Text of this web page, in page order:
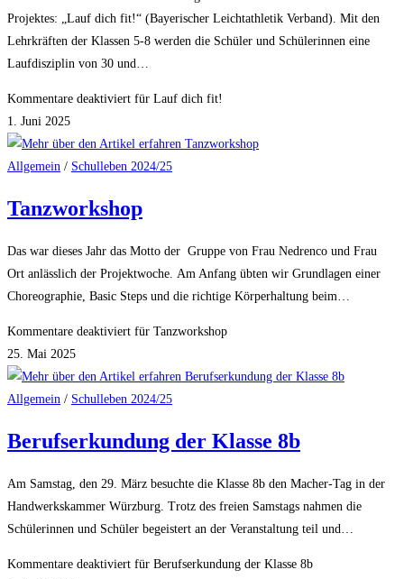
Projektes: „Lauf dich fit!“ (Bayerischer Leichtathletik Verband). Mit den
Lehrkräften der Klassen 5-8 werden die Schüler und Schülerinnen eine
Laufdisziplin von 30 und…
Kommentare deaktiviert für Lauf dich fit!
1. Juni 2025
Allgemein / Schulleben 2024/25
Tanzworkshop
Das war dieses Jahr das Motto der Gruppe von Frau Nedrenco und Frau
Ort anlässlich der Projektwoche. Am Anfang übten wir Grundlagen einer
Choreographie, Basic Steps und die richtige Körperhaltung beim…
Kommentare deaktiviert für Tanzworkshop
25. Mai 2025
Allgemein / Schulleben 2024/25
Berufserkundung der Klasse 8b
Am Samstag, den 29. März besuchte die Klasse 8b den Macher-Tag in der
Handwerkskammer Würzburg. Trotz des freien Samstags nahmen die
Schülerinnen und Schüler begeistert an der Veranstaltung teil und…
Kommentare deaktiviert für Berufserkundung der Klasse 8b